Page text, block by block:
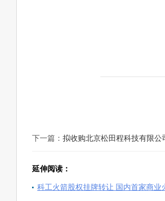
下一篇： 拟收购北京松田程科技有限公
延伸阅读：
科工火箭股权挂牌转让 国内首家商业